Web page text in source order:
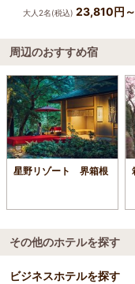
大人2名(税込) 23,810円～
周辺のおすすめ宿
星野リゾート 界箱根
その他のホテルを探す
ビジネスホテルを探す